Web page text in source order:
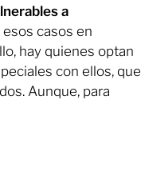
a
casos en
hay quienes optan
con ellos, que
Aunque, para